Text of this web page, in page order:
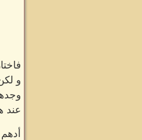
و
عند